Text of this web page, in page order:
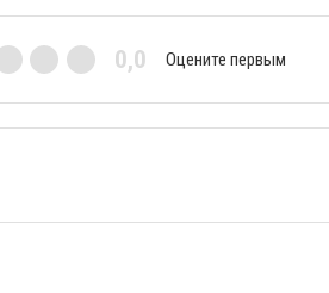
0,0 Оцените первым